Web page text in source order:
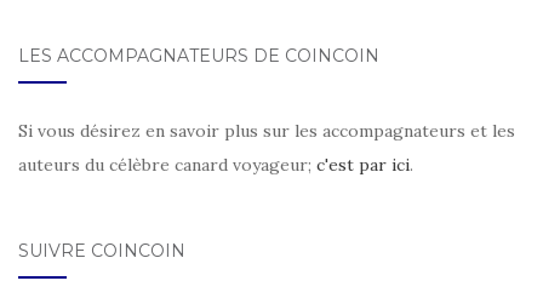
LES ACCOMPAGNATEURS DE COINCOIN
Si vous désirez en savoir plus sur les accompagnateurs et les
auteurs du célèbre canard voyageur; c'est par ici.
SUIVRE COINCOIN